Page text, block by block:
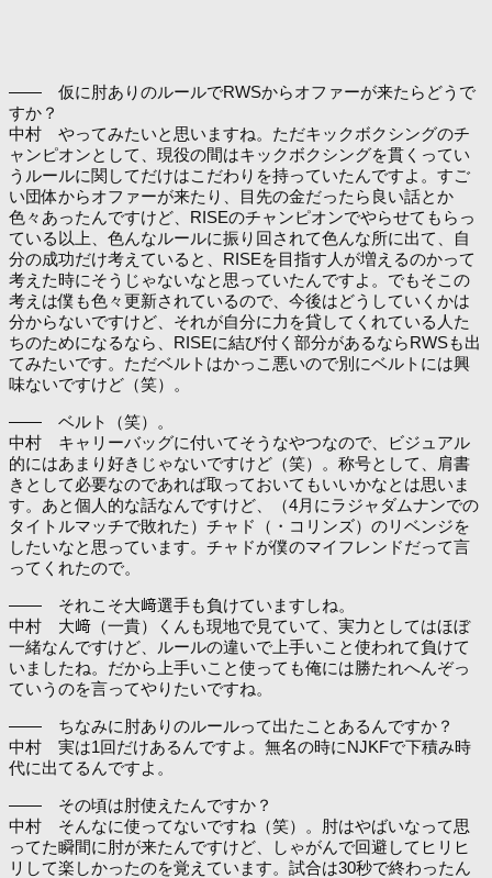
―― 仮に肘ありのルールでRWSからオファーが来たらどうで
すか？
中村 やってみたいと思いますね。ただキックボクシングのチ
ャンピオンとして、現役の間はキックボクシングを貫くってい
うルールに関してだけはこだわりを持っていたんですよ。すご
い団体からオファーが来たり、目先の金だったら良い話とか
色々あったんですけど、RISEのチャンピオンでやらせてもらっ
ている以上、色んなルールに振り回されて色んな所に出て、自
分の成功だけ考えていると、RISEを目指す人が増えるのかって
考えた時にそうじゃないなと思っていたんですよ。でもそこの
考えは僕も色々更新されているので、今後はどうしていくかは
分からないですけど、それが自分に力を貸してくれている人た
ちのためになるなら、RISEに結び付く部分があるならRWSも出
てみたいです。ただベルトはかっこ悪いので別にベルトには興
味ないですけど（笑）。
―― ベルト（笑）。
中村 キャリーバッグに付いてそうなやつなので、ビジュアル
的にはあまり好きじゃないですけど（笑）。称号として、肩書
きとして必要なのであれば取っておいてもいいかなとは思いま
す。あと個人的な話なんですけど、（4月にラジャダムナンでの
タイトルマッチで敗れた）チャド（・コリンズ）のリベンジを
したいなと思っています。チャドが僕のマイフレンドだって言
ってくれたので。
―― それこそ大﨑選手も負けていますしね。
中村 大﨑（一貴）くんも現地で見ていて、実力としてはほぼ
一緒なんですけど、ルールの違いで上手いこと使われて負けて
いましたね。だから上手いこと使っても俺には勝たれへんぞっ
ていうのを言ってやりたいですね。
―― ちなみに肘ありのルールって出たことあるんですか？
中村 実は1回だけあるんですよ。無名の時にNJKFで下積み時
代に出てるんですよ。
―― その頃は肘使えたんですか？
中村 そんなに使ってないですね（笑）。肘はやばいなって思
ってた瞬間に肘が来たんですけど、しゃがんで回避してヒリヒ
リして楽しかったのを覚えています。試合は30秒で終わったん